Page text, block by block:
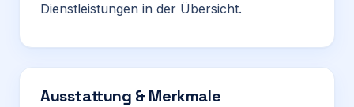
Dienstleistungen in der Übersicht.
Ausstattung & Merkmale